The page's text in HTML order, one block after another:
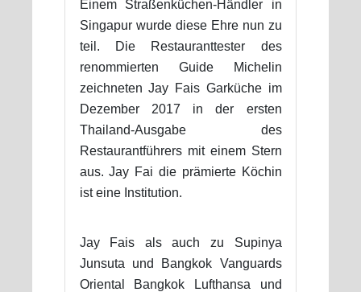
Einem Straßenküchen-Händler in
Singapur wurde diese Ehre nun zu
teil. Die Restauranttester des
renommierten Guide Michelin
zeichneten Jay Fais Garküche im
Dezember 2017 in der ersten
Thailand-Ausgabe des
Restaurantführers mit einem Stern
aus. Jay Fai die prämierte Köchin
ist eine Institution.
Jay Fais als auch zu Supinya
Junsuta und Bangkok Vanguards
Oriental Bangkok Lufthansa und